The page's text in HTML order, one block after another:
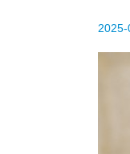
2025-